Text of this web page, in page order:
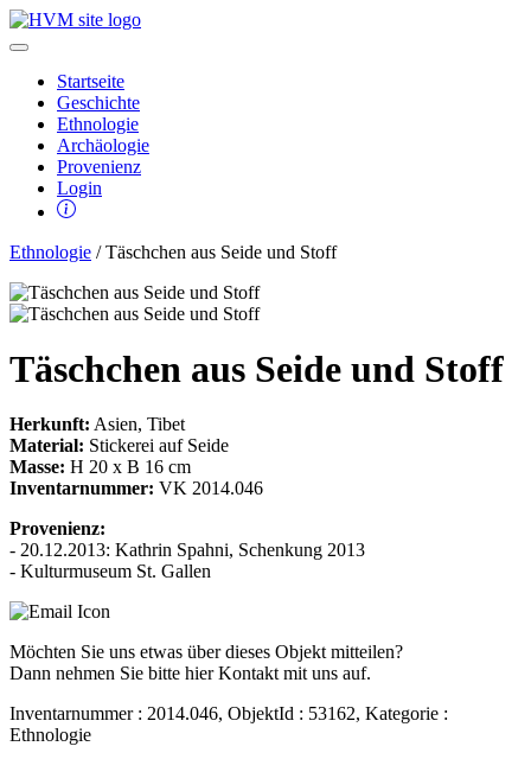
Startseite
Geschichte
Ethnologie
Archäologie
Provenienz
Login
Ethnologie / Täschchen aus Seide und Stoff
Täschchen aus Seide und Stoff
Herkunft: Asien, Tibet
Material: Stickerei auf Seide
Masse: H 20 x B 16 cm
Inventarnummer: VK 2014.046
Provenienz:
- 20.12.2013: Kathrin Spahni, Schenkung 2013
- Kulturmuseum St. Gallen
Möchten Sie uns etwas über dieses Objekt mitteilen?
Dann nehmen Sie bitte hier Kontakt mit uns auf.
Inventarnummer : 2014.046, ObjektId : 53162, Kategorie :
Ethnologie